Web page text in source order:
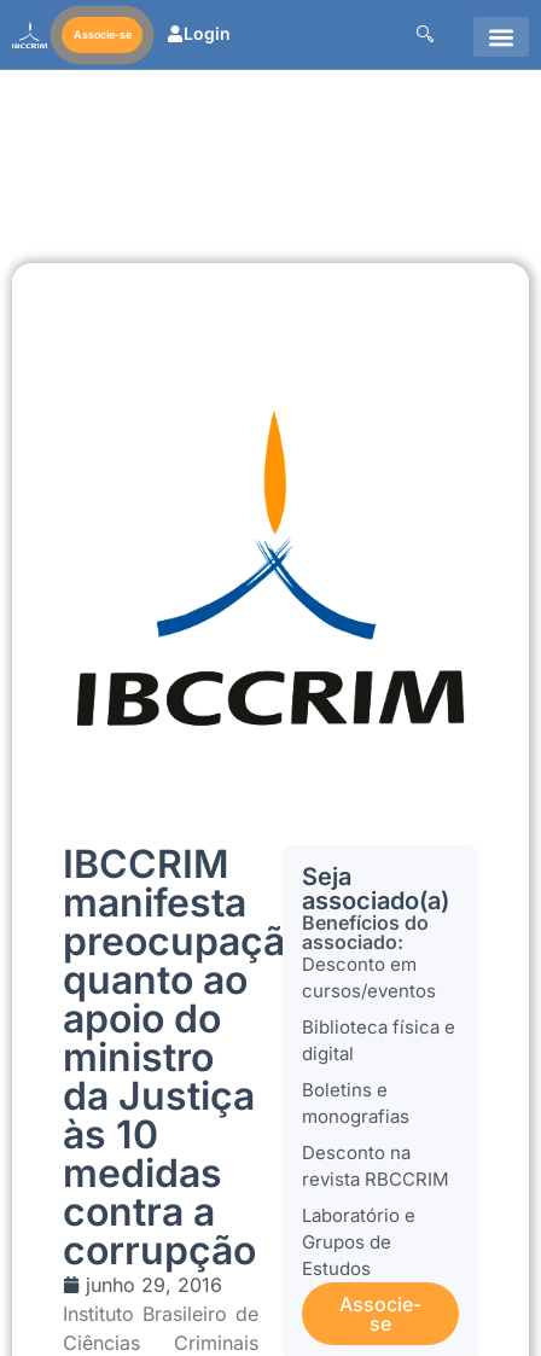
Associe-se Login
IBCCRIM
manifesta
preocupação
quanto ao
apoio do
ministro
da Justiça
às 10
medidas
contra a
corrupção
junho 29, 2016
Instituto Brasileiro de
Ciências Criminais
Seja
associado(a)
Benefícios do
associado:
Desconto em
cursos/eventos
Biblioteca física e
digital
Boletins e
monografias
Desconto na
revista RBCCRIM
Laboratório e
Grupos de
Estudos
Associe-
se